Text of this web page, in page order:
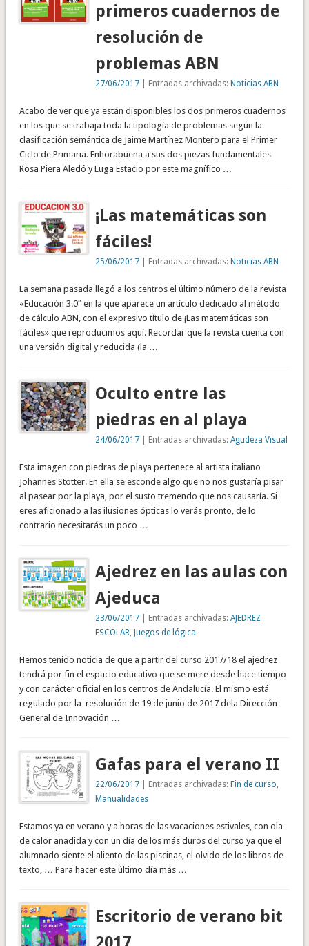
primeros cuadernos de
resolución de
problemas ABN
27/06/2017 | Entradas archivadas:Noticias ABN
Acabo de ver que ya están disponibles los dos primeros cuadernos
en los que se trabaja toda la tipología de problemas según la
clasificación semántica de Jaime Martínez Montero para el Primer
Ciclo de Primaria. Enhorabuena a sus dos piezas fundamentales
Rosa Piera Aledó y Luga Estacio por este magnífico …
¡Las matemáticas son
fáciles!
25/06/2017 | Entradas archivadas:Noticias ABN
La semana pasada llegó a los centros el último número de la revista
«Educación 3.0″ en la que aparece un artículo dedicado al método
de cálculo ABN, con el expresivo título de ¡Las matemáticas son
fáciles» que reproducimos aquí. Recordar que la revista cuenta con
una versión digital y reducida (la …
Oculto entre las
piedras en al playa
24/06/2017 | Entradas archivadas:Agudeza Visual
Esta imagen con piedras de playa pertenece al artista italiano
Johannes Stötter. En ella se esconde algo que no nos gustaría pisar
al pasear por la playa, por el susto tremendo que nos causaría. Si
eres aficionado a las ilusiones ópticas lo verás pronto, de lo
contrario necesitarás un poco …
Ajedrez en las aulas con
Ajeduca
23/06/2017 | Entradas archivadas:AJEDREZ
ESCOLAR ,Juegos de lógica
Hemos tenido noticia de que a partir del curso 2017/18 el ajedrez
tendrá por fin el espacio educativo que se mere desde hace tiempo
y con carácter oficial en los centros de Andalucía. El mismo está
regulado por la resolución de 19 de junio de 2017 dela Dirección
General de Innovación …
Gafas para el verano II
22/06/2017 | Entradas archivadas:Fin de curso
Manualidades
Estamos ya en verano y a horas de las vacaciones estivales, con ola
de calor añadida y con un día de los más duros del curso ya que el
alumnado siente el aliento de las piscinas, el olvido de los libros de
texto, … Para hacer este último día más …
Escritorio de verano bit